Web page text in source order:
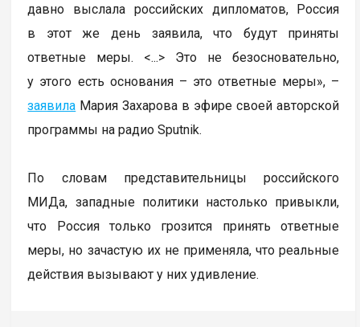
давно выслала российских дипломатов, Россия
в этот же день заявила, что будут приняты
ответные меры. <...> Это не безосновательно,
у этого есть основания – это ответные меры», –
заявила Мария Захарова в эфире своей авторской
программы на радио Sputnik.
По словам представительницы российского
МИДа, западные политики настолько привыкли,
что Россия только грозится принять ответные
меры, но зачастую их не применяла, что реальные
действия вызывают у них удивление.